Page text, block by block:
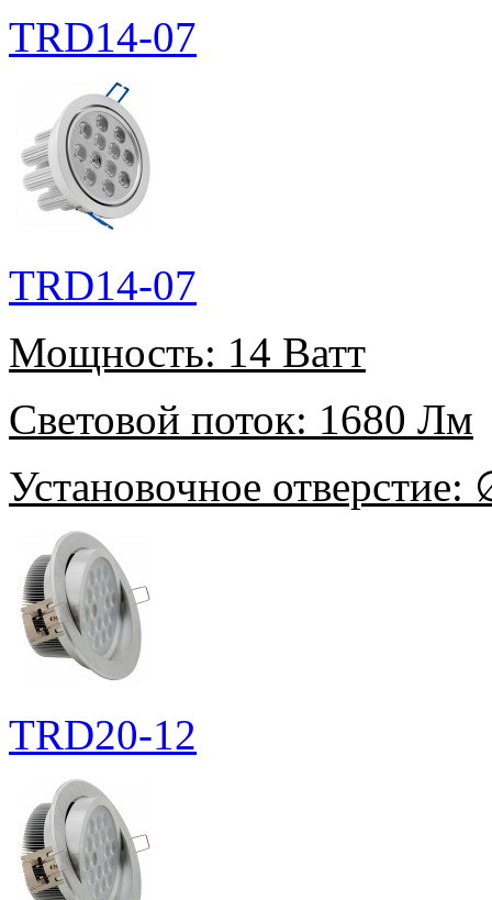
TRD14-07
TRD14-07
Мощность: 14 Ватт
Световой поток: 1680 Лм
Установочное отверстие:
TRD20-12